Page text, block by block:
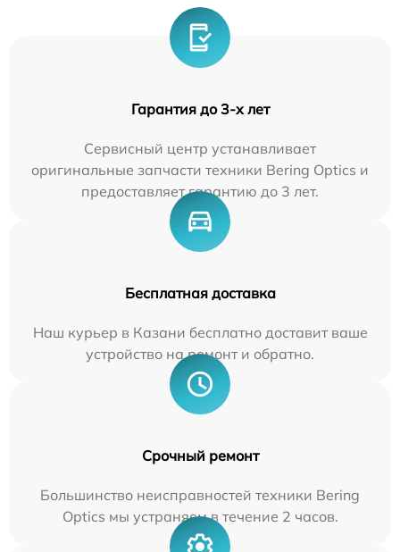
Гарантия до 3-х лет
Сервисный центр устанавливает
оригинальные запчасти техники Bering Optics и
предоставляет гарантию до 3 лет.
Бесплатная доставка
Наш курьер в Казани бесплатно доставит ваше
устройство на ремонт и обратно.
Срочный ремонт
Большинство неисправностей техники Bering
Optics мы устраняем в течение 2 часов.